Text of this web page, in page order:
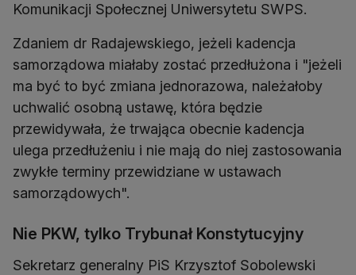
Komunikacji Społecznej Uniwersytetu SWPS.
Zdaniem dr Radajewskiego, jeżeli kadencja
samorządowa miałaby zostać przedłużona i "jeżeli
ma być to być zmiana jednorazowa, należałoby
uchwalić osobną ustawę, która będzie
przewidywała, że trwająca obecnie kadencja
ulega przedłużeniu i nie mają do niej zastosowania
zwykłe terminy przewidziane w ustawach
samorządowych".
Nie PKW, tylko Trybunał Konstytucyjny
Sekretarz generalny PiS Krzysztof Sobolewski